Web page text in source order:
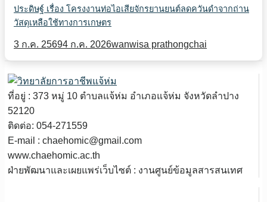
ประดิษฐ์ เรื่อง โครงงานท่อไอเสียจักรยานยนต์ลดควันดำจากถ่าน
วัสดุเหลือใช้ทางการเกษตร
3 ก.ค. 25694 ก.ค. 2026wanwisa prathongchai
ที่อยู่ : 373 หมู่ 10 ตำบลแจ้ห่ม อำเภอแจ้ห่ม จังหวัดลำปาง
52120
ติดต่อ: 054-271559
E-mail : chaehomic@gmail.com
www.chaehomic.ac.th
ฝ่ายพัฒนาและเผยแพร่เว็บไซต์ : งานศูนย์ข้อมูลสารสนเทศ